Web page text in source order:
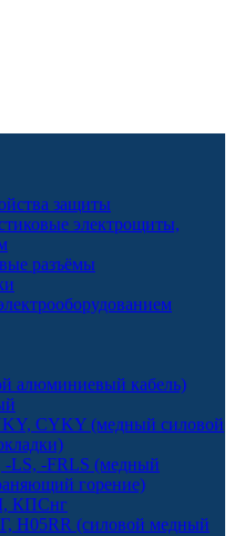
защиты
электрощиты,
разъёмы
алюминиевый кабель)
CYKY (медный силовой
LS, -FRLS (медный
горение)
КПСнг
H05RR (силовой медный